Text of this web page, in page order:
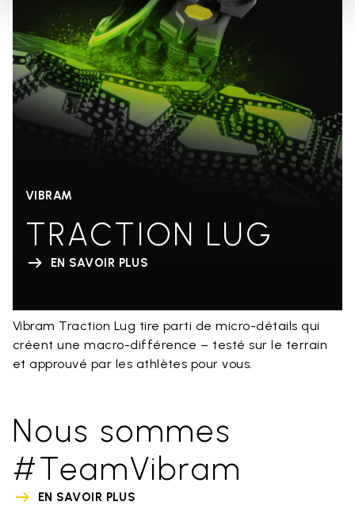
VIBRAM
TRACTION LUG
EN SAVOIR PLUS
Vibram Traction Lug tire parti de micro-détails qui
créent une macro-différence – testé sur le terrain
et approuvé par les athlètes pour vous.
Nous sommes
#TeamVibram
EN SAVOIR PLUS